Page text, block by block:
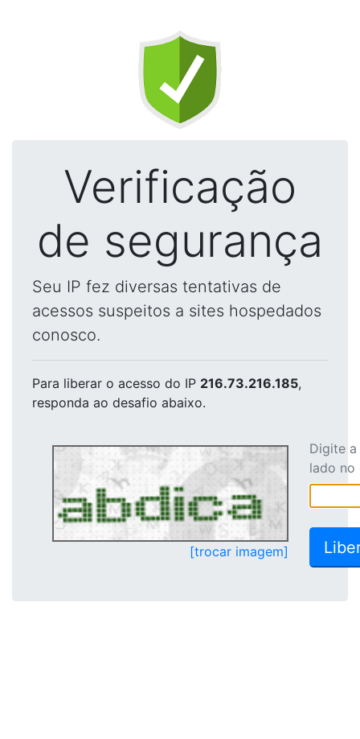
Verificação
de segurança
Seu IP fez diversas tentativas de
acessos suspeitos a sites hospedados
conosco.
Para liberar o acesso do IP 216.73.216.185,
responda ao desafio abaixo.
[trocar imagem]
Digite
lado no